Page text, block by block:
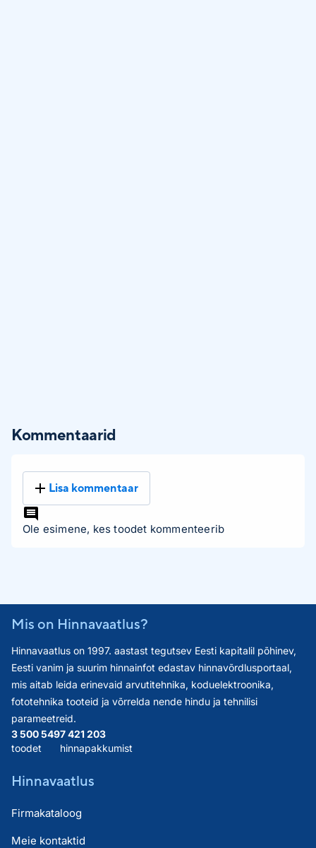
Kommentaarid
Lisa kommentaar
Ole esimene, kes toodet kommenteerib
Mis on Hinnavaatlus?
Hinnavaatlus on 1997. aastast tegutsev Eesti kapitalil põhinev,
Eesti vanim ja suurim hinnainfot edastav hinnavõrdlusportaal,
mis aitab leida erinevaid arvutitehnika, koduelektroonika,
fototehnika tooteid ja võrrelda nende hindu ja tehnilisi
parameetreid.
3 500 549
toodet
7 421 203
hinnapakkumist
Hinnavaatlus
Firmakataloog
Meie kontaktid